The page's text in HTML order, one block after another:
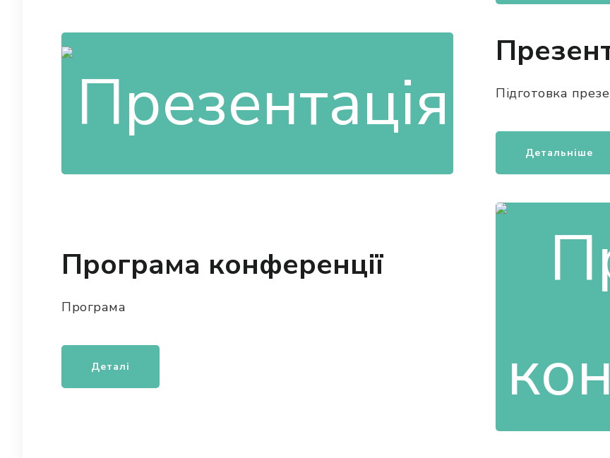
Підготовка
Детальніше
Програма конференції
Програма
Деталі